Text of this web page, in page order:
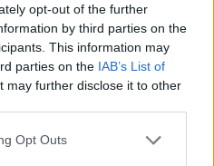
opt-out of the further
by third parties on the
This information may
parties on the IAB’s List of
may further disclose it to other
Opt Outs
már jómódúnak
tágul az olló
a magyar bérek, a